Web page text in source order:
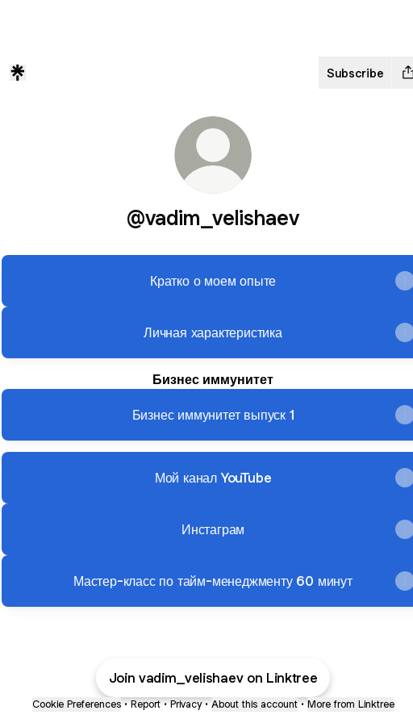
Subscribe
@vadim_velishaev
Кратко о моем опыте
Личная характеристика
Бизнес иммунитет
Бизнес иммунитет выпуск 1
Мой канал YouTube
Инстаграм
Мастер-класс по тайм-менеджменту 60 минут
Join vadim_velishaev on Linktree
Cookie Preferences • Report • Privacy • About this account • More from Linktree